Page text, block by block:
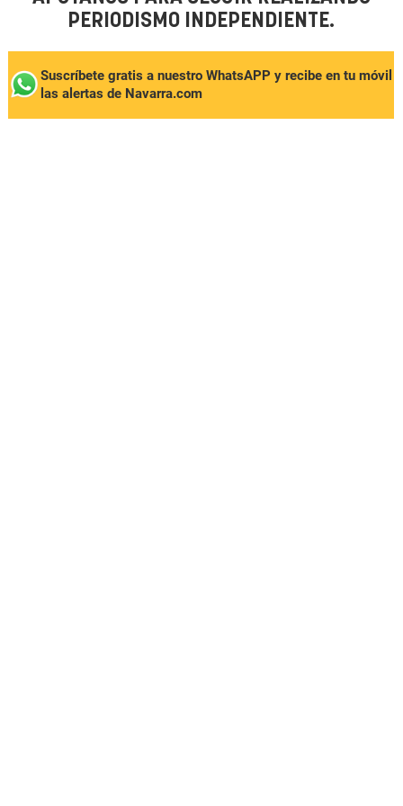
PERIODISMO INDEPENDIENTE.
Suscríbete gratis a nuestro WhatsAPP y recibe en tu móvil
las alertas de Navarra.com